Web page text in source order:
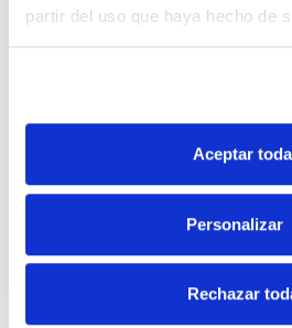
partir del uso que haya hecho de
Aceptar
Personalizar
Rechazar
Si, he leído y acepto la política de
Responsable: HIJOS DE JOSÉ SERRATS
fines comerciales, legitimación: